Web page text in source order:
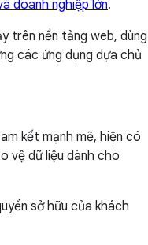
doanh nghiệp lớn.
trên nền tảng web, dùng
các ứng dụng dựa chủ
kết mạnh mẽ, hiện có
vệ dữ liệu dành cho
sở hữu của khách